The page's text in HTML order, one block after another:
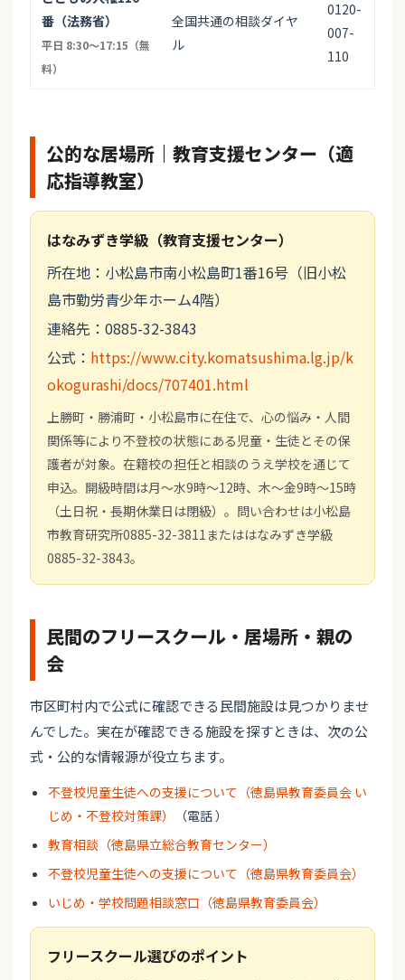
番（法務省）
平日 8:30〜17:15（無
料）
全国共通の相談ダイヤ
ル
0120-
007-
110
公的な居場所｜教育支援センター（適
応指導教室）
はなみずき学級（教育支援センター）
所在地：小松島市南小松島町1番16号（旧小松
島市勤労青少年ホーム4階）
連絡先：0885-32-3843
公式： https://www.city.komatsushima.lg.jp/k
okogurashi/docs/707401.html
上勝町・勝浦町・小松島市に在住で、心の悩み・人間
関係等により不登校の状態にある児童・生徒とその保
護者が対象。在籍校の担任と相談のうえ学校を通じて
申込。開級時間は月〜水9時〜12時、木〜金9時〜15時
（土日祝・長期休業日は閉級）。問い合わせは小松島
市教育研究所0885-32-3811またははなみずき学級
0885-32-3843。
民間のフリースクール・居場所・親の
会
市区町村内で公式に確認できる民間施設は見つかりませ
んでした。実在が確認できる施設を探すときは、次の公
式・公的な情報源が役立ちます。
不登校児童生徒への支援について（徳島県教育委員会 い
じめ・不登校対策課）
（電話 ）
教育相談（徳島県立総合教育センター）
不登校児童生徒への支援について（徳島県教育委員会）
いじめ・学校問題相談窓口（徳島県教育委員会）
フリースクール選びのポイント